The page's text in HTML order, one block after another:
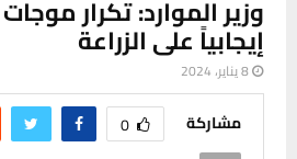
وزير الموارد: تكرار
إيجابياً على الزراعة
8 يناير، 2024
مشاركة 0